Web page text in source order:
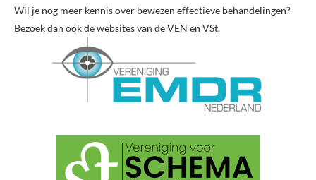
Wil je nog meer kennis over bewezen effectieve behandelingen?
Bezoek dan ook de websites van de VEN en VSt.